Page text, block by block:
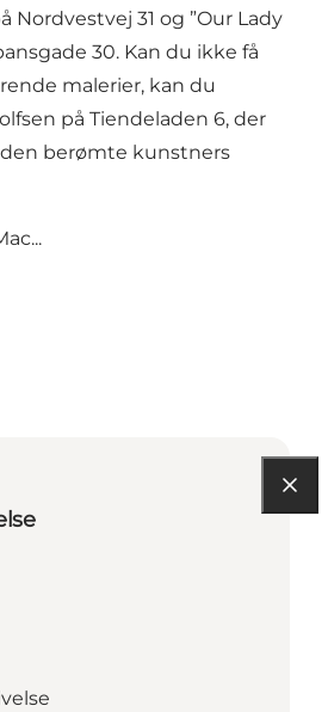
Nordvestvej 31 og ”Our Lady
30. Kan du ikke få
malerier, kan du
på Tiendeladen 6, der
berømte kunstners